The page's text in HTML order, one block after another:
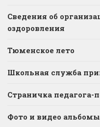
Сведения об
оздоровления
Тюменское лето
Школьная служба
Страничка педагога-
Фото и видео альбомы